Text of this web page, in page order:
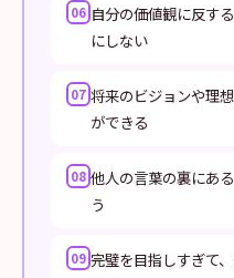
06 自分の価値観に反す
にしない
07 将来のビジョンや理
ができる
08 他人の言葉の裏にあ
う
09 完璧を目指しすぎて